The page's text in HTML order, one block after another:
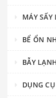
MÁY SẤY
BỂ ỔN
BẪY
DỤNG